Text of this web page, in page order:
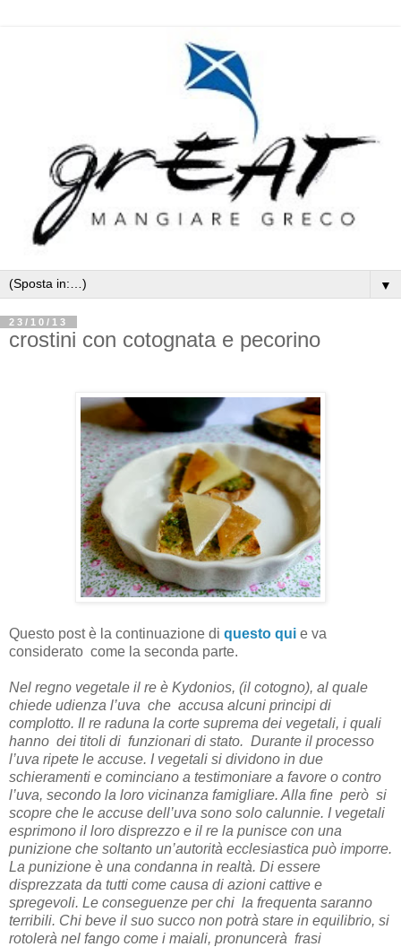
▼
23/10/13
crostini con cotognata e pecorino
Questo post è la continuazione di questo qui e va
considerato come la seconda parte.
Nel regno vegetale il re è Kydonios, (il cotogno), al quale
chiede udienza l’uva che accusa alcuni principi di
complotto. Il re raduna la corte suprema dei vegetali, i quali
hanno dei titoli di funzionari di stato. Durante il processo
l’uva ripete le accuse. I vegetali si dividono in due
schieramenti e cominciano a testimoniare a favore o contro
l’uva, secondo la loro vicinanza famigliare. Alla fine però si
scopre che le accuse dell’uva sono solo calunnie. I vegetali
esprimono il loro disprezzo e il re la punisce con una
punizione che soltanto un’autorità ecclesiastica può imporre.
La punizione è una condanna in realtà. Di essere
disprezzata da tutti come causa di azioni cattive e
spregevoli. Le conseguenze per chi la frequenta saranno
terribili. Chi beve il suo succo non potrà stare in equilibrio, si
rotolerà nel fango come i maiali, pronuncerà frasi